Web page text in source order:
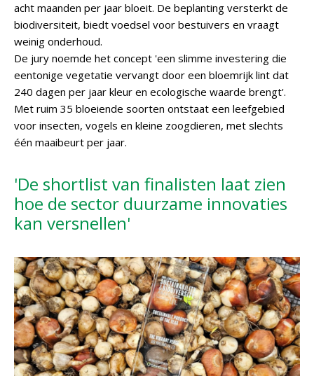
acht maanden per jaar bloeit. De beplanting versterkt de
biodiversiteit, biedt voedsel voor bestuivers en vraagt
weinig onderhoud.
De jury noemde het concept 'een slimme investering die
eentonige vegetatie vervangt door een bloemrijk lint dat
240 dagen per jaar kleur en ecologische waarde brengt'.
Met ruim 35 bloeiende soorten ontstaat een leefgebied
voor insecten, vogels en kleine zoogdieren, met slechts
één maaibeurt per jaar.
'De shortlist van finalisten laat zien
hoe de sector duurzame innovaties
kan versnellen'